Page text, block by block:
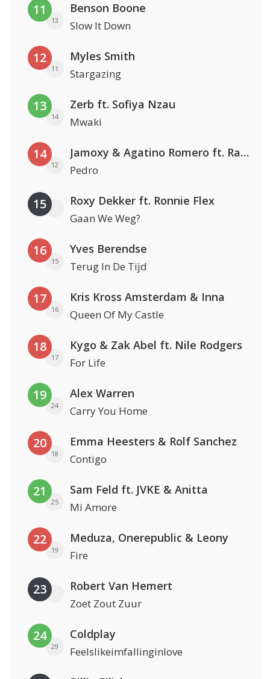
11
13
Benson Boone
Slow It Down
12
11
Myles Smith
Stargazing
13
14
Zerb ft. Sofiya Nzau
Mwaki
14
12
Jamoxy & Agatino Romero ft. Raffaella Carrà
Pedro
15 Roxy Dekker ft. Ronnie Flex
Gaan We Weg?
16
15
Yves Berendse
Terug In De Tijd
17
16
Kris Kross Amsterdam & Inna
Queen Of My Castle
18
17
Kygo & Zak Abel ft. Nile Rodgers
For Life
19
24
Alex Warren
Carry You Home
20
18
Emma Heesters & Rolf Sanchez
Contigo
21
25
Sam Feld ft. JVKE & Anitta
Mi Amore
22
19
Meduza, Onerepublic & Leony
Fire
23 Robert Van Hemert
Zoet Zout Zuur
24
29
Coldplay
Feelslikeimfallinginlove